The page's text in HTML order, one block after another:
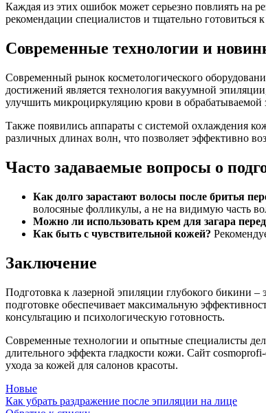
Каждая из этих ошибок может серьезно повлиять на
рекомендации специалистов и тщательно готовиться
Современные технологии и
Современный рынок косметологического
достижений является технология вакуумной
улучшить микроциркуляцию крови в обрабатываемой
Также появились аппараты с системой охлаждения
различных длинах волн, что позволяет эффективно
Часто задаваемые вопросы о
Как долго зарастают волосы после бритья
волосяные фолликулы, а не на видимую часть
Можно ли использовать крем для загара
Как быть с чувствительной кожей?
Заключение
Подготовка к лазерной эпиляции глубокого бикини
подготовке обеспечивает максимальную
консультацию и психологическую готовность.
Современные технологии и опытные специалисты
длительного эффекта гладкости кожи. Сайт
ухода за кожей для салонов красоты.
Новые
Как убрать раздражение после эпиляции на лице